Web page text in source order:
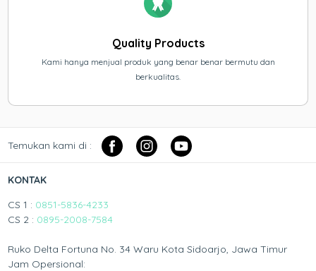
Quality Products
Kami hanya menjual produk yang benar benar bermutu dan
berkualitas.
Temukan kami di :
KONTAK
CS 1 : 0851-5836-4233
CS 2 : 0895-2008-7584
Ruko Delta Fortuna No. 34 Waru Kota Sidoarjo, Jawa Timur
Jam Opersional: